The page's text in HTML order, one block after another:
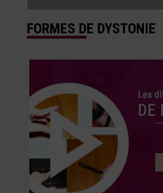
FORMES DE DYSTONIE